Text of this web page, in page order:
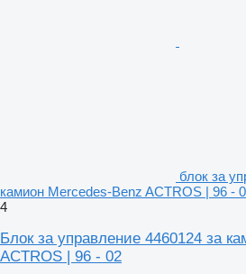
блок за
камион Mercedes-Benz ACTROS | 96 -
4
Блок за управление 4460124 за
ACTROS | 96 - 02